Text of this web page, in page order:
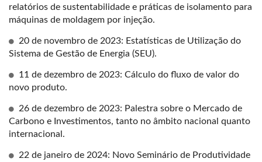
relatórios de sustentabilidade e práticas de isolamento para
máquinas de moldagem por injeção.
20 de novembro de 2023: Estatísticas de Utilização do
Sistema de Gestão de Energia (SEU).
11 de dezembro de 2023: Cálculo do fluxo de valor do
novo produto.
26 de dezembro de 2023: Palestra sobre o Mercado de
Carbono e Investimentos, tanto no âmbito nacional quanto
internacional.
22 de janeiro de 2024: Novo Seminário de Produtividade